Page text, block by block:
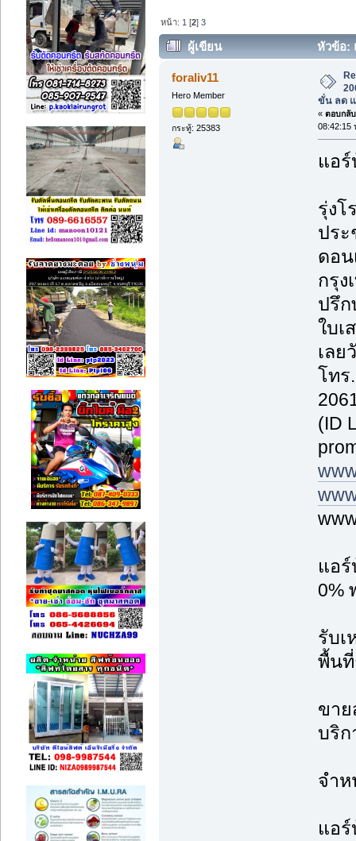
หน้า: 1 [2]3
ผู้เขียน
หัวข้อ:
โมขั่น ลด แลก แจก แถม ติดตั้งฟรี* (
foraliv11
Hero Member
กระทู้: 25383
ขั่น ลด
« ตอบกลั
08:42:15
แอ
รุ่งโ
ประ
ดอน
กรุง
ปรึก
ใบเ
เลย
โทร
(ID
แอ
0%
รับเ
พื้น
ขาย
บริก
จำ
แอ